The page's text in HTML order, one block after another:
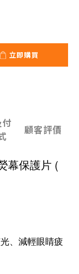
立即購買
顧客評價
幕保護片 (
、減輕眼睛疲